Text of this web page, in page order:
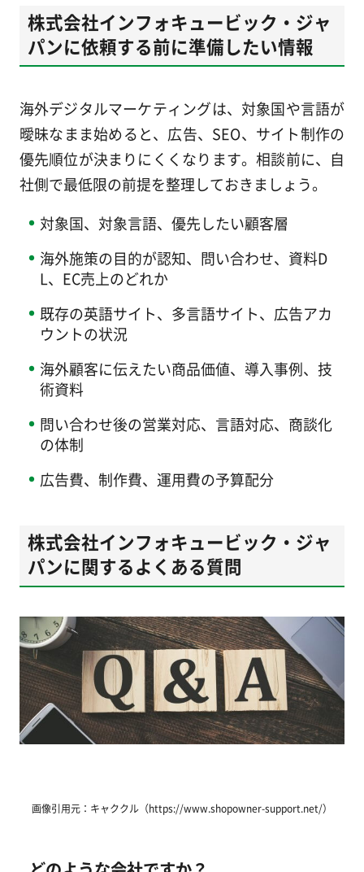
株式会社インフォキュービック・ジャ
パンに依頼する前に準備したい情報
海外デジタルマーケティングは、対象国や言語が
曖昧なまま始めると、広告、SEO、サイト制作の
優先順位が決まりにくくなります。相談前に、自
社側で最低限の前提を整理しておきましょう。
対象国、対象言語、優先したい顧客層
海外施策の目的が認知、問い合わせ、資料D
L、EC売上のどれか
既存の英語サイト、多言語サイト、広告アカ
ウントの状況
海外顧客に伝えたい商品価値、導入事例、技
術資料
問い合わせ後の営業対応、言語対応、商談化
の体制
広告費、制作費、運用費の予算配分
株式会社インフォキュービック・ジャ
パンに関するよくある質問
画像引用元：キャククル（https://www.shopowner-support.net/）